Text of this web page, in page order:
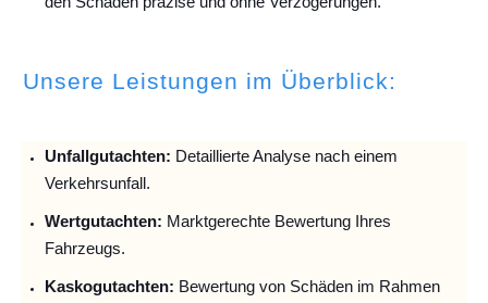
Unsere Leistungen im Überblick:
Unfallgutachten: Detaillierte Analyse nach einem
Verkehrsunfall.
Wertgutachten: Marktgerechte Bewertung Ihres
Fahrzeugs.
Kaskogutachten: Bewertung von Schäden im Rahmen